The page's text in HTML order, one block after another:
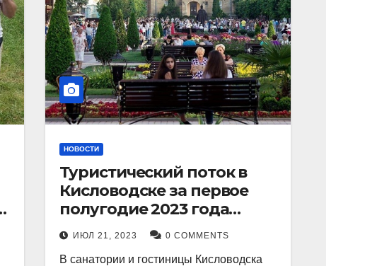
НОВОСТИ
Туристический поток в
Кисловодске за первое
полугодие 2023 года
показал рекордный рост в
21 процент.
ИЮЛ 21, 2023 0 COMMENTS
В санатории и гостиницы Кисловодска